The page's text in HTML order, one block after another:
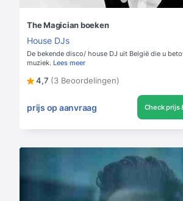
The Magician boeken
House DJs
De bekende disco/ house DJ uit België die u
muziek. Lees meer
4,7 (3 Beoordelingen)
prijs op aanvraag Check prijs